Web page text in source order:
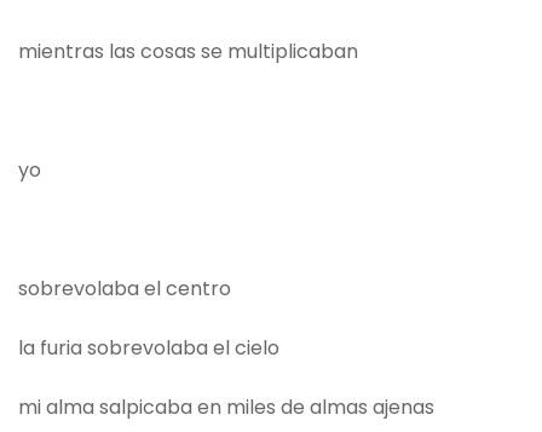
mientras las cosas se multiplicaban
yo
sobrevolaba el centro
la furia sobrevolaba el cielo
mi alma salpicaba en miles de almas ajenas